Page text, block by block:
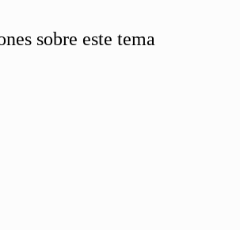
sobre este tema